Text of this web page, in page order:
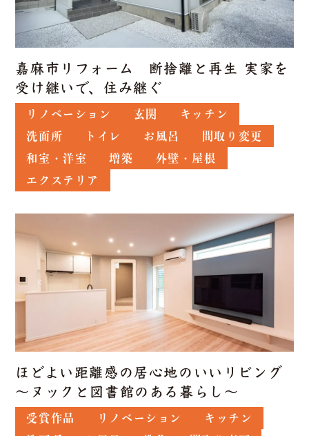
嘉麻市リフォーム 断捨離と再生 実家を
受け継いで、住み継ぐ
リノベーション 玄関
キッチン
洗面所
トイレ お風呂
間取り変更
和室・洋室
増築
外壁・屋根
エクステリア
ほどよい距離感の居心地のいいリビング
～ヌックと図書館のある暮らし～
受賞作品 リノベーション
キッチン